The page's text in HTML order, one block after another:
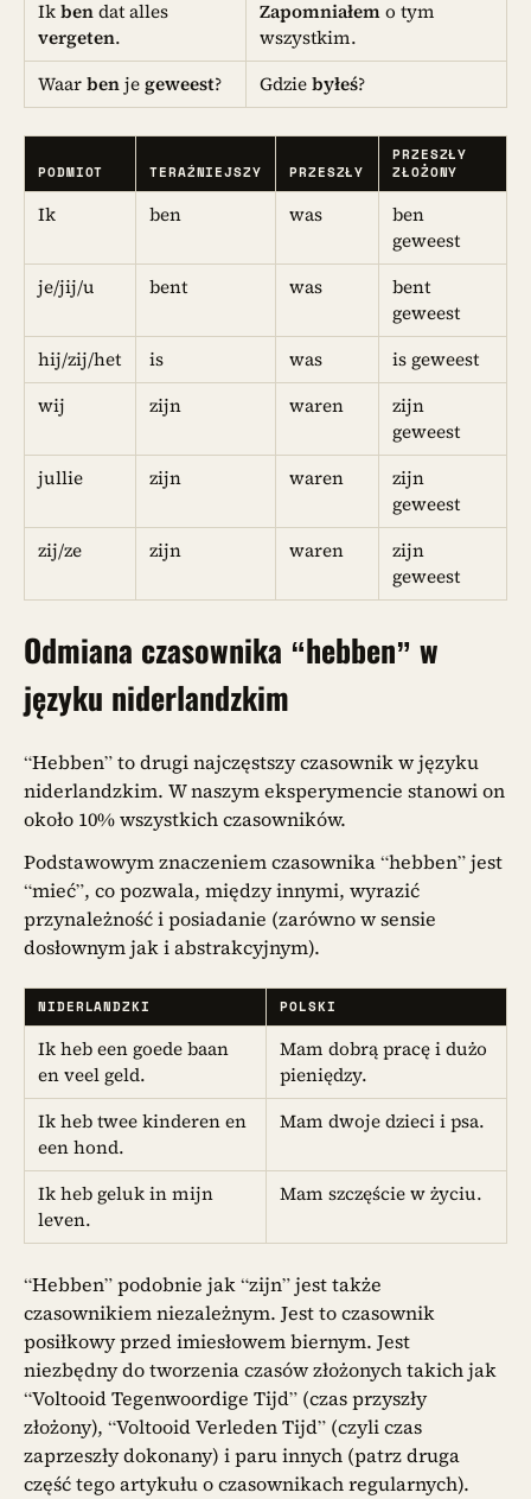
Ikbendat alles
vergeten.
Zapomniałemo tym
wszystkim.
Waarbenjegeweest? Gdziebyłeś?
PODMIOT TERAŹNIEJSZY PRZESZŁY
PRZESZŁY
ZŁOŻONY
Ik ben was
ben
geweest
je/jij/u
bent was
bent
geweest
hij/zij/het
is was
is geweest
wij
zijn waren
zijn
geweest
jullie
zijn waren
zijn
geweest
zij/ze
zijn waren
zijn
geweest
Odmiana czasownika “hebben” w
języku niderlandzkim
“Hebben” to drugi najczęstszy czasownik w języku
niderlandzkim. W naszym eksperymencie stanowi on
około 10% wszystkich czasowników.
Podstawowym znaczeniem czasownika “hebben” jest
“mieć”, co pozwala, między innymi, wyrazić
przynależność i posiadanie (zarówno w sensie
dosłownym jak i abstrakcyjnym).
NIDERLANDZKI POLSKI
Ik heb een goede baan
en veel geld.
Mam dobrą pracę i dużo
pieniędzy.
Ik heb twee kinderen en
een hond.
Mam dwoje dzieci i psa.
Ik heb geluk in mijn
leven.
Mam szczęście w życiu.
“Hebben” podobnie jak “zijn” jest także
czasownikiem niezależnym. Jest to czasownik
posiłkowy przed imiesłowem biernym. Jest
niezbędny do tworzenia czasów złożonych takich jak
“Voltooid Tegenwoordige Tijd” (czas przyszły
złożony), “Voltooid Verleden Tijd” (czyli czas
zaprzeszły dokonany) i paru innych (patrz druga
część tego artykułu o czasownikach regularnych).